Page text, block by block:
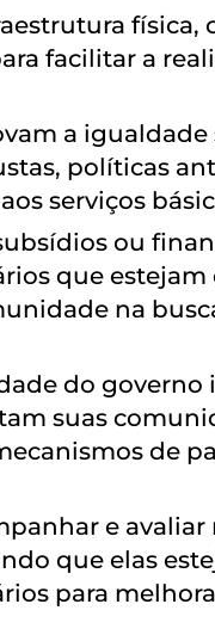
física,
facilitar a
a
políticas
serviços
ou
que estejam
na
do governo
suas
de
e
que elas
para